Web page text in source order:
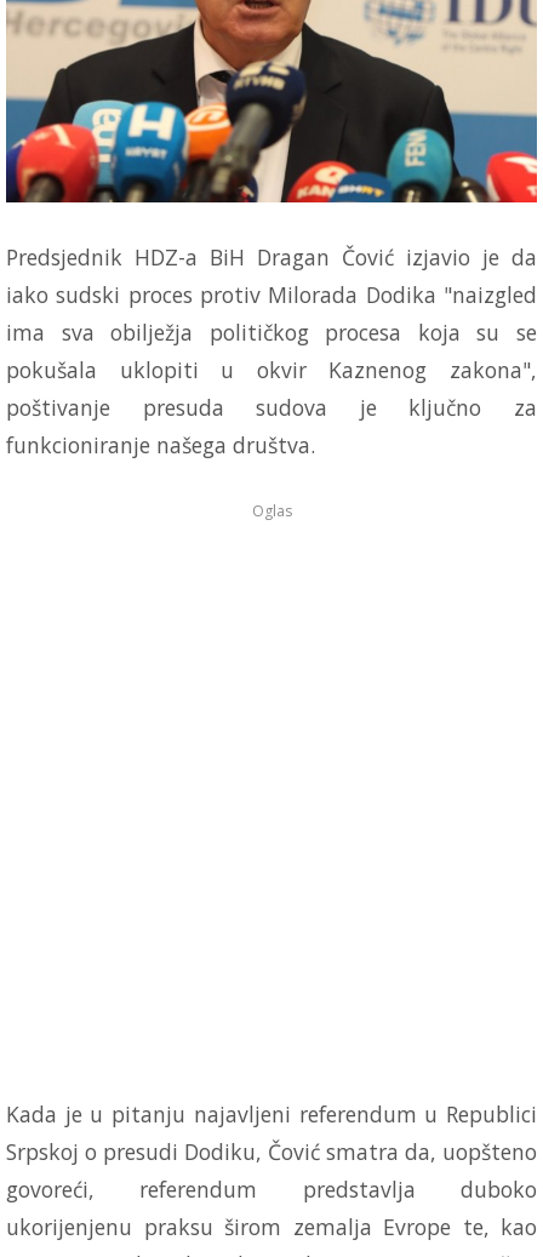
Predsjednik HDZ-a BiH Dragan Čović izjavio je da
iako sudski proces protiv Milorada Dodika "naizgled
ima sva obilježja političkog procesa koja su se
pokušala uklopiti u okvir Kaznenog zakona",
poštivanje presuda sudova je ključno za
funkcioniranje našega društva.
Oglas
Kada je u pitanju najavljeni referendum u Republici
Srpskoj o presudi Dodiku, Čović smatra da, uopšteno
govoreći, referendum predstavlja duboko
ukorijenjenu praksu širom zemalja Evrope te, kao